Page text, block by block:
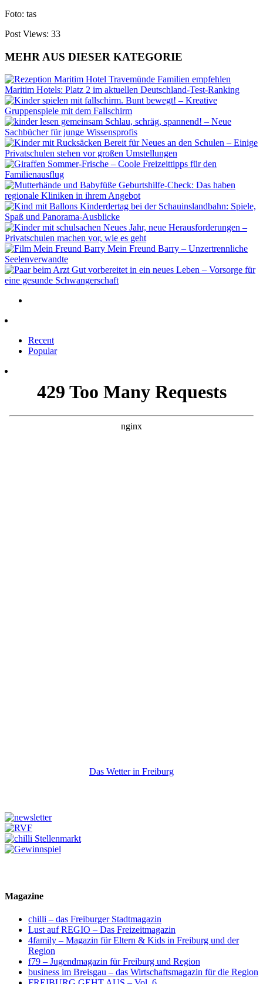
Foto: tas
Post Views: 33
MEHR AUS DIESER KATEGORIE
Familien empfehlen
Maritim Hotels: Platz 2 im aktuellen Deutschland-Test-Ranking
Bunt bewegt! – Kreative
Gruppenspiele mit dem Fallschirm
Schlau, schräg, spannend! – Neue
Sachbücher für junge Wissensprofis
Bereit für Neues an den Schulen – Einige
Privatschulen stehen vor großen Umstellungen
Sommer-Frische – Coole Freizeittipps für den
Familienausflug
Geburtshilfe-Check: Das haben
regionale Kliniken in ihrem Angebot
Kinderdertag bei der Schauinslandbahn: Spiele,
Spaß und Panorama-Ausblicke
Neues Jahr, neue Herausforderungen –
Privatschulen machen vor, wie es geht
Mein Freund Barry – Unzertrennliche
Seelenverwandte
Gut vorbereitet in ein neues Leben – Vorsorge für
eine gesunde Schwangerschaft
Recent
Popular
Das Wetter in Freiburg
Magazine
chilli – das Freiburger Stadtmagazin
Lust auf REGIO – Das Freizeitmagazin
4family – Magazin für Eltern & Kids in Freiburg und der
Region
f79 – Jugendmagazin für Freiburg und Region
business im Breisgau – das Wirtschaftsmagazin für die Region